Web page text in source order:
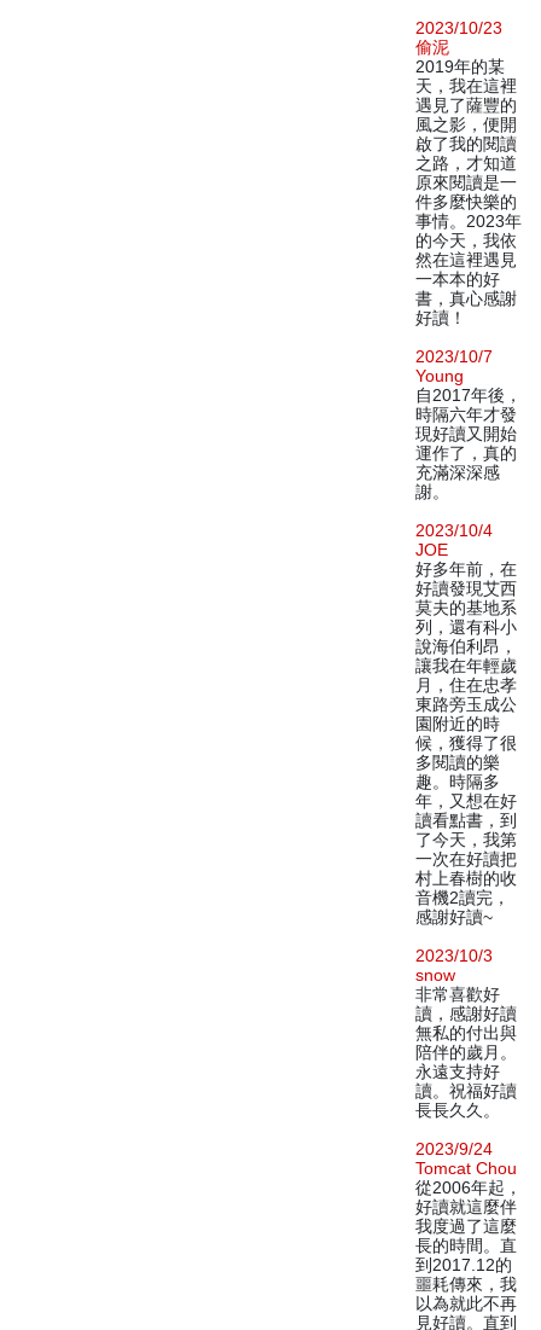
2023/10/23
偷泥
2019年的某
天，我在這裡
遇見了薩豐的
風之影，便開
啟了我的閱讀
之路，才知道
原來閱讀是一
件多麼快樂的
事情。2023年
的今天，我依
然在這裡遇見
一本本的好
書，真心感謝
好讀！
2023/10/7
Young
自2017年後，
時隔六年才發
現好讀又開始
運作了，真的
充滿深深感
謝。
2023/10/4
JOE
好多年前，在
好讀發現艾西
莫夫的基地系
列，還有科小
說海伯利昂，
讓我在年輕歲
月，住在忠孝
東路旁玉成公
園附近的時
候，獲得了很
多閱讀的樂
趣。時隔多
年，又想在好
讀看點書，到
了今天，我第
一次在好讀把
村上春樹的收
音機2讀完，
感謝好讀~
2023/10/3
snow
非常喜歡好
讀，感謝好讀
無私的付出與
陪伴的歲月。
永遠支持好
讀。祝福好讀
長長久久。
2023/9/24
Tomcat Chou
從2006年起，
好讀就這麼伴
我度過了這麼
長的時間。直
到2017.12的
噩耗傳來，我
以為就此不再
見好讀。直到